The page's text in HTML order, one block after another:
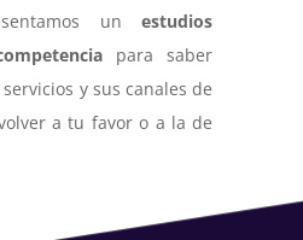
unestudios
para saber
y sus canales de
a tu favor o a la de